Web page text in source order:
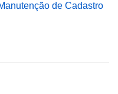
de Cadastro